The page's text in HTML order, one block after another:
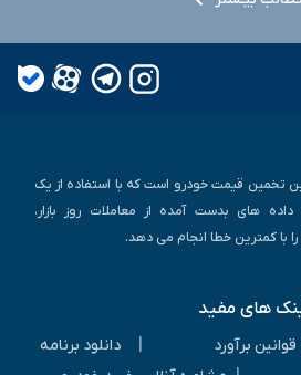
تخمین قیمت خودرو است که با استفاده از یک
های بدست آمده از معاملات روز بازار،
با کمترین خطا انجام می دهد.
های مفید
قوانین برآورد
دانلود برنامه